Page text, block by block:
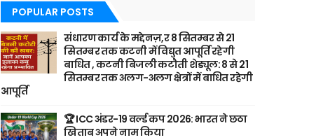
POPULAR POSTS
संधारण कार्य के मद्देनज़,र 8 सितम्बर से 21
सितम्बर तक कटनी में विद्युत आपूर्ति रहेगी
बाधित , कटनी बिजली कटौती शेड्यूल: 8 से 21
सितम्बर तक अलग-अलग क्षेत्रों में बाधित रहेगी
आपूर्ति
🏆 ICC अंडर-19 वर्ल्ड कप 2026: भारत ने छठा
खिताब अपने नाम किया